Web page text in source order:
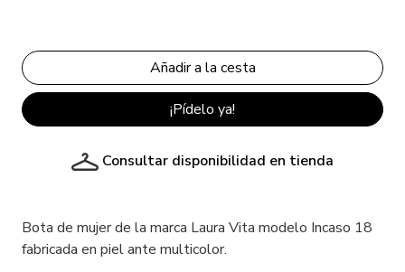
¡Pídelo ya!
Consultar disponibilidad en tienda
Bota de mujer de la marca Laura Vita modelo Incaso 18
fabricada en piel ante multicolor.